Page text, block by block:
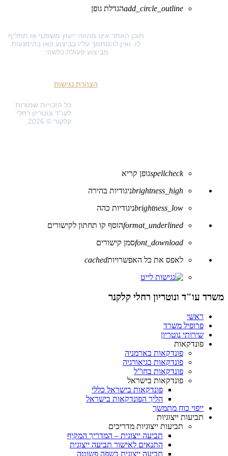
תוכן האתר אינו מהווה ייעוץ משפטי או תחליף
לו, ואין להסתמך עליו בביצוע ו/או בהימנעות
מביצוע פעולה כלשהי.
הצהרת נגישות
כל הזכויות שמורות
לעו"ד ונוטריון רחלי
קלקנר © 2026.
add_circle_outlineהגדלת גופן
spellcheckגופן קריא
brightness_highניגודיות בהירה
brightness_lowניגודיות כהה
format_underlinedהוסף קו תחתון לקישורים
font_downloadסמן קישורים
לאפס את כל האפשרויותcached
משרד עו"ד ונוטריון רחלי קלקנר
ראשי
פרופיל משרד
שירותי נוטריון
פונדקאות
פונדקאות בארמניה
פונדקאות בגיאורגיה
פונדקאות בחו”ל
פונדקאות בישראל
פונדקאות בישראל כללי
הליך הפונדקאות בישראל
ייפוי כוח מתמשך
תביעות ייצוגיות
תביעות ייצוגיות מדריכים
תביעה ייצוגית – המדריך המקיף
התנאים לאישור תביעה ייצוגית
תביעה ייצוגית בשפה פשוטה